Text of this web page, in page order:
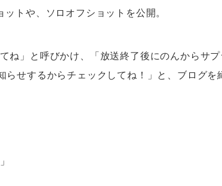
トや、ソロオフショットを公開。
ね」と呼びかけ、「放送終了後にのんからサプ
らせするからチェックしてね！」と、ブログを